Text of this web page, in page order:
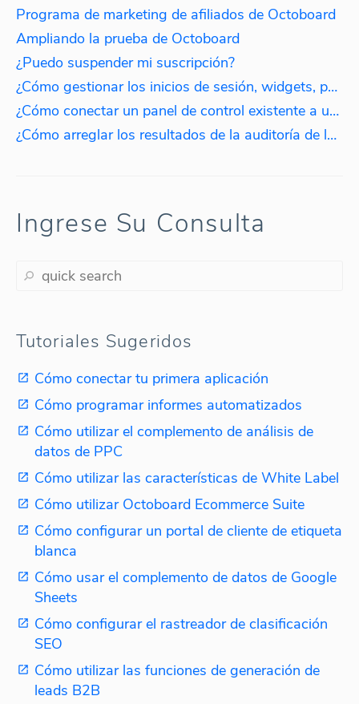
Programa de marketing de afiliados de Octoboard
Ampliando la prueba de Octoboard
¿Puedo suspender mi suscripción?
¿Cómo gestionar los inicios de sesión, widgets, paneles de control e informes?
¿Cómo conectar un panel de control existente a un inicio de sesión diferente?
¿Cómo arreglar los resultados de la auditoría de la cuenta?
Ingrese Su Consulta
Tutoriales Sugeridos
Cómo conectar tu primera aplicación
Cómo programar informes automatizados
Cómo utilizar el complemento de análisis de
datos de PPC
Cómo utilizar las características de White Label
Cómo utilizar Octoboard Ecommerce Suite
Cómo configurar un portal de cliente de etiqueta
blanca
Cómo usar el complemento de datos de Google
Sheets
Cómo configurar el rastreador de clasificación
SEO
Cómo utilizar las funciones de generación de
leads B2B